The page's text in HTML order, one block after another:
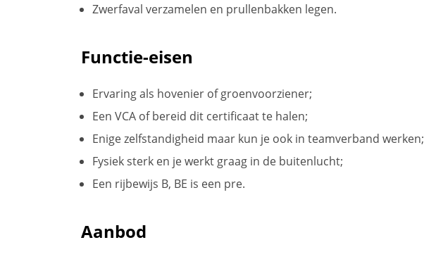
Zwerfaval verzamelen en prullenbakken legen.
Functie-eisen
Ervaring als hovenier of groenvoorziener;
Een VCA of bereid dit certificaat te halen;
Enige zelfstandigheid maar kun je ook in teamverband werken;
Fysiek sterk en je werkt graag in de buitenlucht;
Een rijbewijs B, BE is een pre.
Aanbod